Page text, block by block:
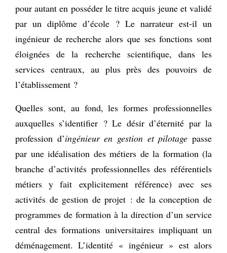
pour autant en posséder le titre acquis jeune et validé
par un diplôme d’école ? Le narrateur est-il un
ingénieur de recherche alors que ses fonctions sont
éloignées de la recherche scientifique, dans les
services centraux, au plus près des pouvoirs de
l’établissement ?
Quelles sont, au fond, les formes professionnelles
auxquelles s’identifier ? Le désir d’éternité par la
profession d’ingénieur en gestion et pilotagepasse
par une idéalisation des métiers de la formation (la
branche d’activités professionnelles des référentiels
métiers y fait explicitement référence) avec ses
activités de gestion de projet : de la conception de
programmes de formation à la direction d’un service
central des formations universitaires impliquant un
déménagement. L’identité « ingénieur » est alors